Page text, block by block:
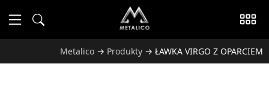
Metalico → Produkty → ŁAWKA VIRGO Z OPARCIEM